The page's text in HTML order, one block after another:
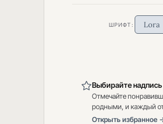
ШРИФТ: Lora
Выбирайте
Отмечайте
родными, и каждый
Открыть избранное